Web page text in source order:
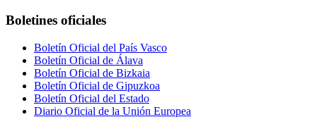
Boletines oficiales
Boletín Oficial del País Vasco
Boletín Oficial de Álava
Boletín Oficial de Bizkaia
Boletín Oficial de Gipuzkoa
Boletín Oficial del Estado
Diario Oficial de la Unión Europea